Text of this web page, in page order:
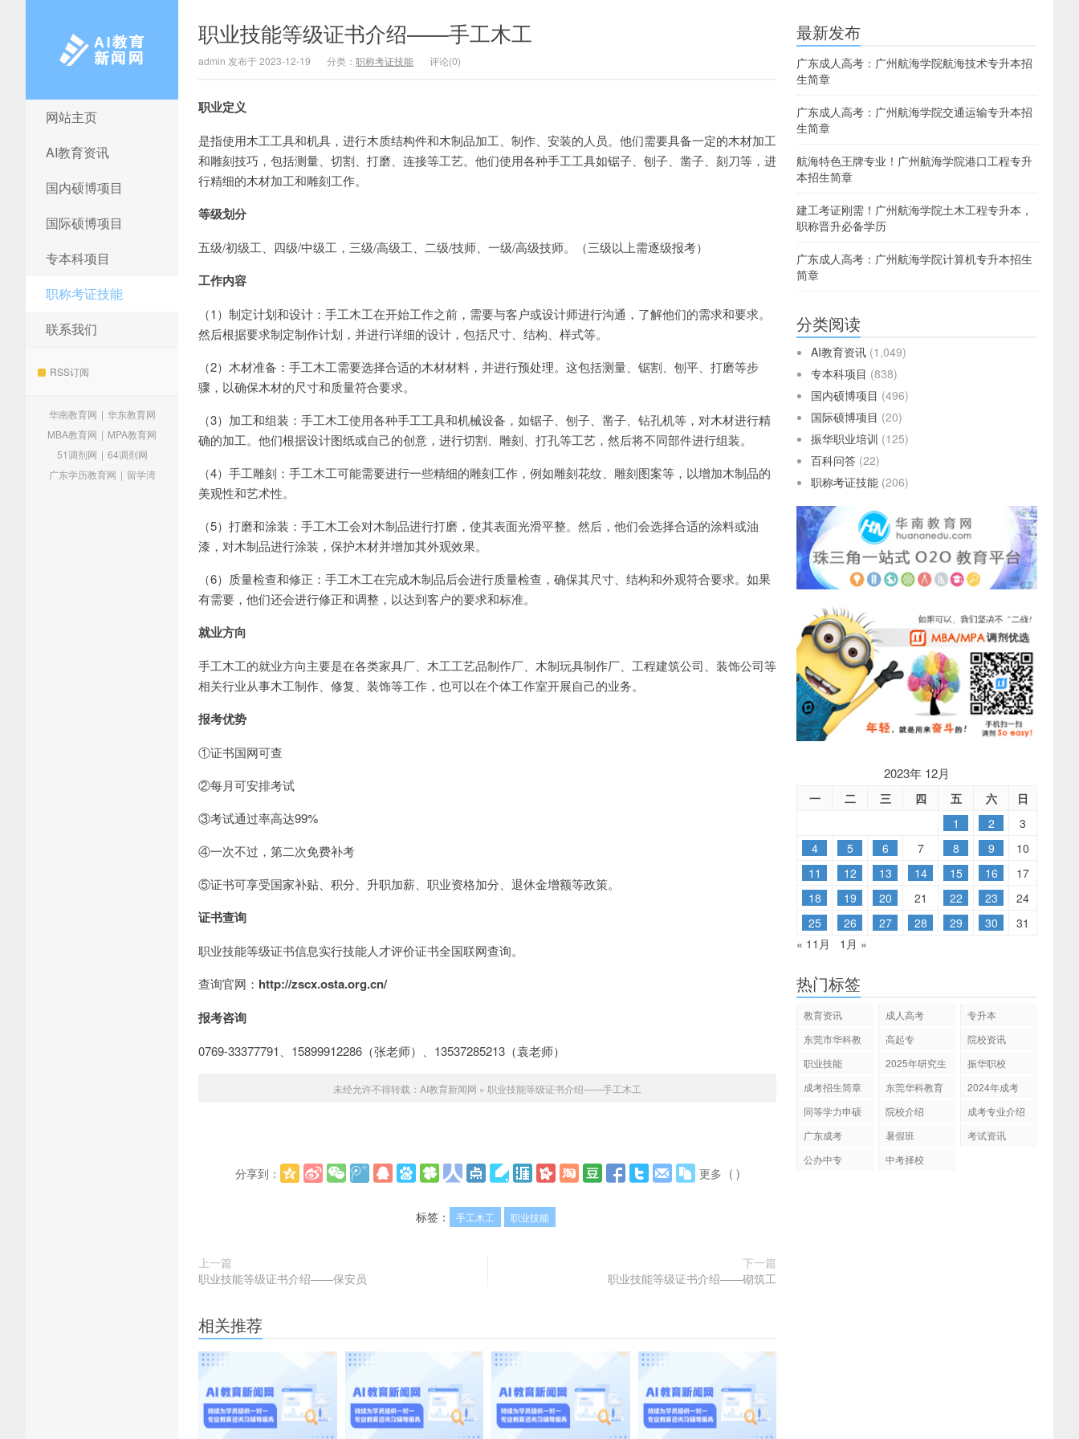
AI教育新闻网
网站主页
AI教育资讯
国内硕博项目
国际硕博项目
专本科项目
职称考证技能
联系我们
RSS订阅
华南教育网 | 华东教育网
MBA教育网 | MPA教育网
51调剂网 | 64调剂网
广东学历教育网 | 留学湾
职业技能等级证书介绍——手工木工
admin 发布于 2023-12-19 分类： 职称考证技能 评论(0)
职业定义
是指使用木工工具和机具，进行木质结构件和木制品加工、制作、安装的人员。他们需要具备一定的木材加工
和雕刻技巧，包括测量、切割、打磨、连接等工艺。他们使用各种手工工具如锯子、刨子、凿子、刻刀等，进
行精细的木材加工和雕刻工作。
等级划分
五级/初级工、四级/中级工，三级/高级工、二级/技师、一级/高级技师。（三级以上需逐级报考）
工作内容
（1）制定计划和设计：手工木工在开始工作之前，需要与客户或设计师进行沟通，了解他们的需求和要求。
然后根据要求制定制作计划，并进行详细的设计，包括尺寸、结构、样式等。
（2）木材准备：手工木工需要选择合适的木材材料，并进行预处理。这包括测量、锯割、刨平、打磨等步
骤，以确保木材的尺寸和质量符合要求。
（3）加工和组装：手工木工使用各种手工工具和机械设备，如锯子、刨子、凿子、钻孔机等，对木材进行精
确的加工。他们根据设计图纸或自己的创意，进行切割、雕刻、打孔等工艺，然后将不同部件进行组装。
（4）手工雕刻：手工木工可能需要进行一些精细的雕刻工作，例如雕刻花纹、雕刻图案等，以增加木制品的
美观性和艺术性。
（5）打磨和涂装：手工木工会对木制品进行打磨，使其表面光滑平整。然后，他们会选择合适的涂料或油
漆，对木制品进行涂装，保护木材并增加其外观效果。
（6）质量检查和修正：手工木工在完成木制品后会进行质量检查，确保其尺寸、结构和外观符合要求。如果
有需要，他们还会进行修正和调整，以达到客户的要求和标准。
就业方向
手工木工的就业方向主要是在各类家具厂、木工工艺品制作厂、木制玩具制作厂、工程建筑公司、装饰公司等
相关行业从事木工制作、修复、装饰等工作，也可以在个体工作室开展自己的业务。
报考优势
①证书国网可查
②每月可安排考试
③考试通过率高达99%
④一次不过，第二次免费补考
⑤证书可享受国家补贴、积分、升职加薪、职业资格加分、退休金增额等政策。
证书查询
职业技能等级证书信息实行技能人才评价证书全国联网查询。
查询官网： http://zscx.osta.org.cn/
报考咨询
0769-33377791、15899912286（张老师）、13537285213（袁老师）
未经允许不得转载： AI教育新闻网 » 职业技能等级证书介绍——手工木工
分享到： 更多 ( )
标签： 手工木工 职业技能
上一篇
职业技能等级证书介绍——保安员
下一篇
职业技能等级证书介绍——砌筑工
相关推荐
最新发布
广东成人高考：广州航海学院航海技术专升本招
生简章
广东成人高考：广州航海学院交通运输专升本招
生简章
航海特色王牌专业！广州航海学院港口工程专升
本招生简章
建工考证刚需！广州航海学院土木工程专升本，
职称晋升必备学历
广东成人高考：广州航海学院计算机专升本招生
简章
分类阅读
AI教育资讯 (1,049)
专本科项目 (838)
国内硕博项目 (496)
国际硕博项目 (20)
振华职业培训 (125)
百科问答 (22)
职称考证技能 (206)
2023年 12月
一 二 三 四 五 六
日
1
2
3
4
5 6 7 8 9
10
11
12 13 14 15 16
17
18
19 20 21 22 23
24
25
26 27 28 29 30
31
« 11月
1月 »
热门标签
教育资讯 成人高考
专升本
东莞市华科教
高起专
院校资讯
职业技能
2025年研究生
振华职校
成考招生简章
东莞华科教育
2024年成考
同等学力申硕
院校介绍
成考专业介绍
广东成考
暑假班
考试资讯
公办中专
中考择校